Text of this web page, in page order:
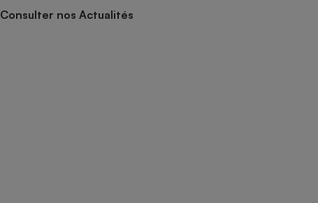
Consulter nos Actualités